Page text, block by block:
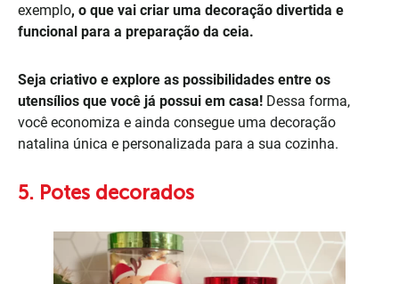
exemplo, o que vai criar uma decoração divertida e
funcional para a preparação da ceia.
Seja criativo e explore as possibilidades entre os
utensílios que você já possui em casa! Dessa forma,
você economiza e ainda consegue uma decoração
natalina única e personalizada para a sua cozinha.
5. Potes decorados